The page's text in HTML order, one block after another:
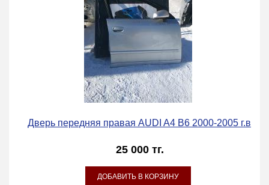
Дверь передняя правая AUDI A4 B6 2000-2005 г.в
25 000 тг.